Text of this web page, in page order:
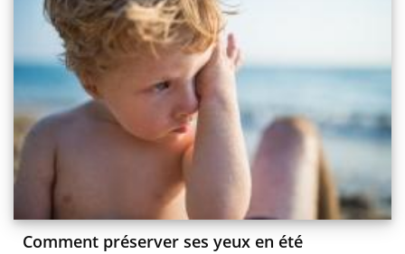
Comment préserver ses yeux en été